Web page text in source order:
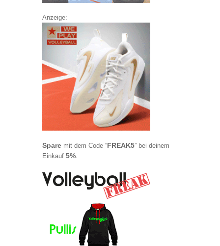
Anzeige:
Spare mit dem Code “FREAK5” bei deinem
Einkauf 5%